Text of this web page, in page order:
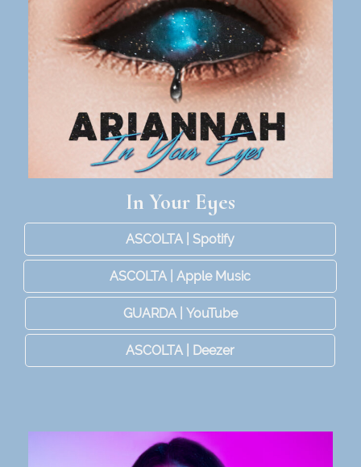
In Your Eyes
ASCOLTA | Spotify
ASCOLTA | Apple Music
GUARDA | YouTube
ASCOLTA | Deezer